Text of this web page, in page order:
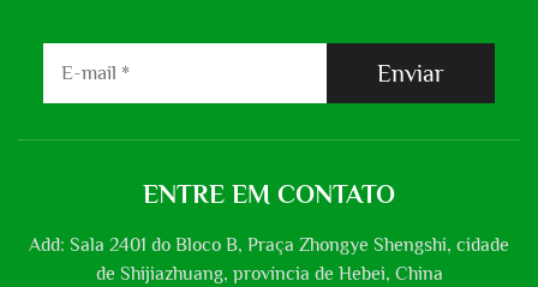
Enviar
ENTRE EM CONTATO
Add: Sala 2401 do Bloco B, Praça Zhongye Shengshi, cidade
de Shijiazhuang, província de Hebei, China